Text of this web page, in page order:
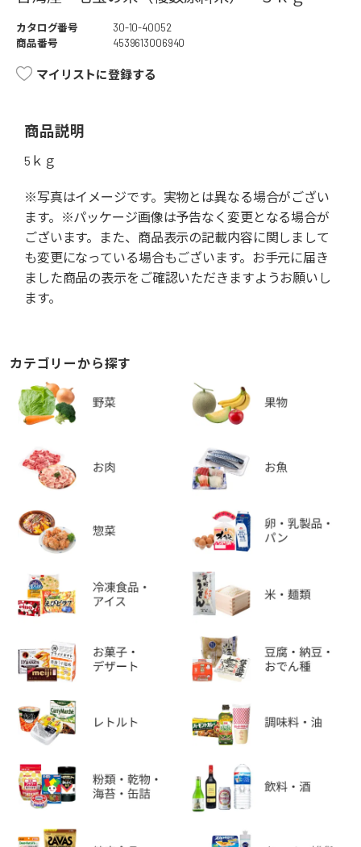
カタログ番号
30-10-40052
商品番号
4539613006940
マイリストに登録する
商品説明
5ｋｇ
※写真はイメージです。実物とは異なる場合がござい
ます。※パッケージ画像は予告なく変更となる場合が
ございます。また、商品表示の記載内容に関しまして
も変更になっている場合もございます。お手元に届き
ました商品の表示をご確認いただきますようお願いし
ます。
カテゴリーから探す